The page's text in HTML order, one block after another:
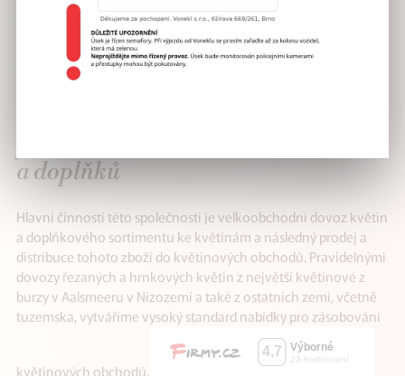
a doplňků
Hlavní činností této společnosti je velkoobchodní dovoz květin
a doplňkového sortimentu ke květinám a následný prodej a
distribuce tohoto zboží do květinových obchodů. Pravidelnými
dovozy řezaných a hrnkových květin z největší květinové z
burzy v Aalsmeeru v Nizozemí a také z ostatních zemí, včetně
tuzemska, vytváříme vysoký standard nabídky pro zásobování
květinových obchodů.